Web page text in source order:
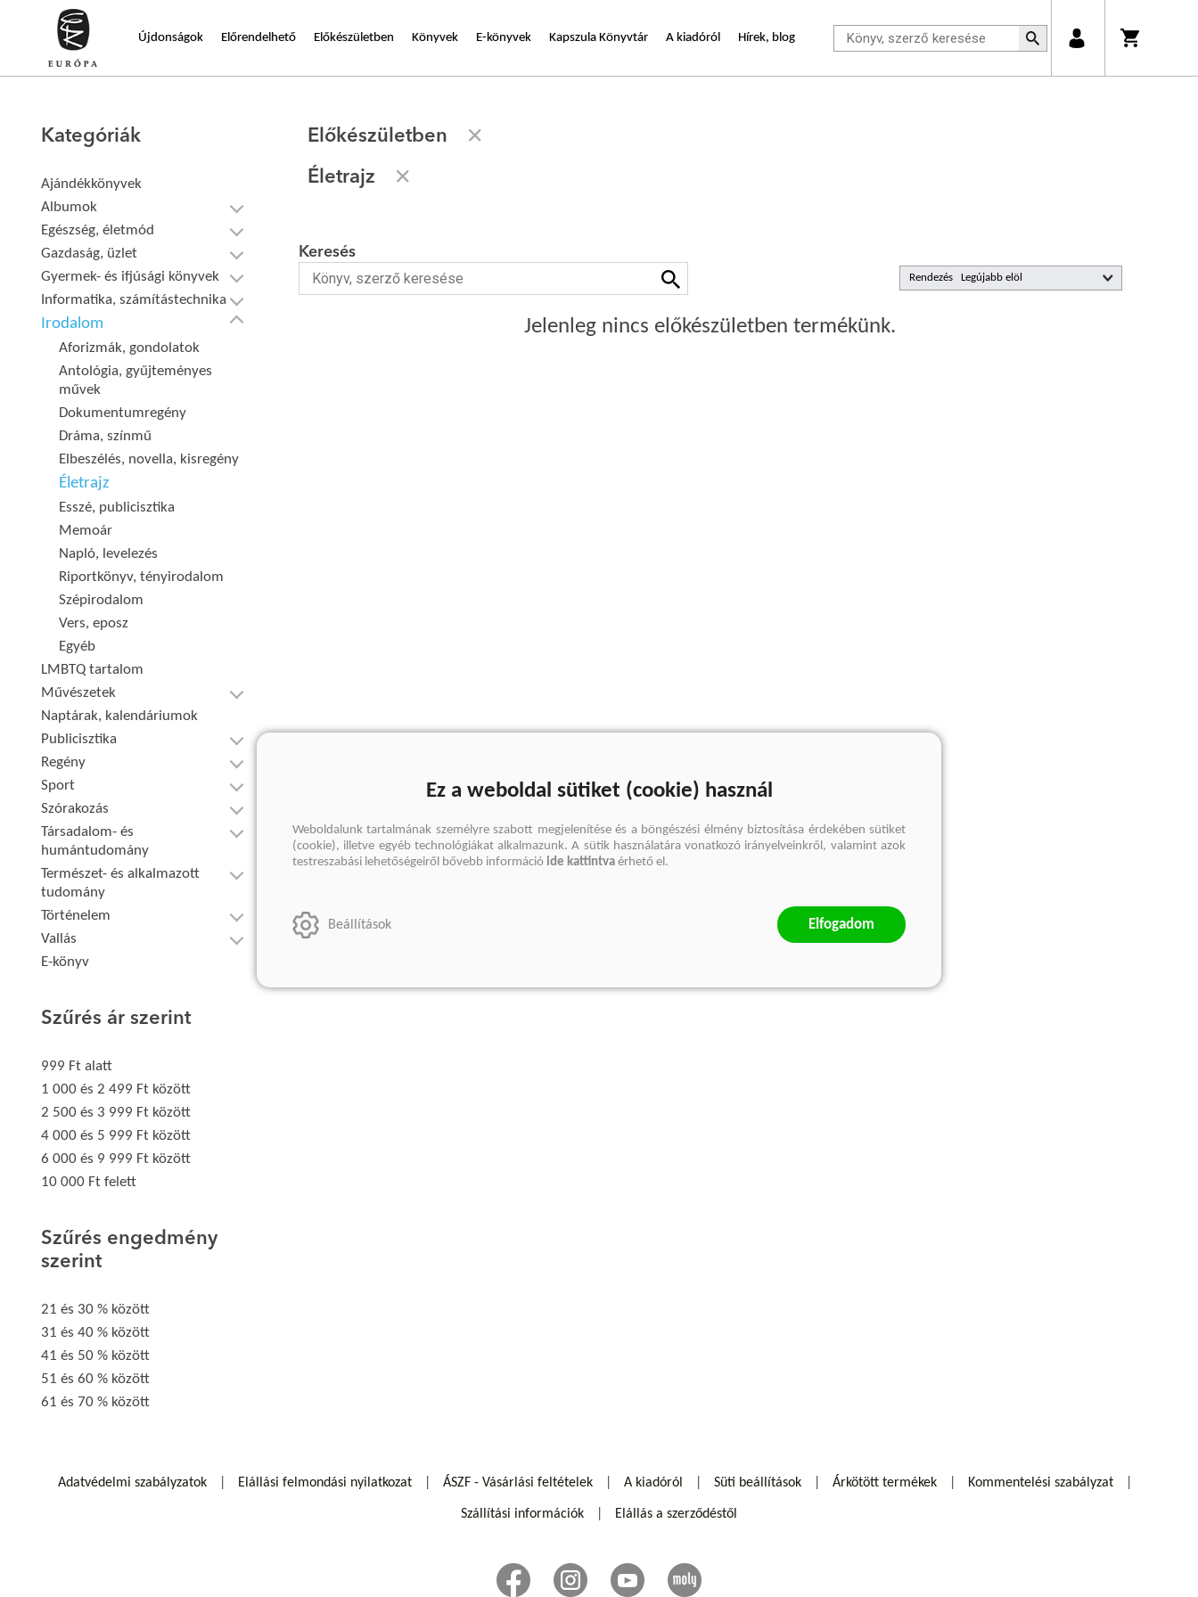
Újdonságok Előrendelhető Előkészületben Könyvek E-könyvek Kapszula Könyvtár A kiadóról Hírek, blog
Kategóriák
Ajándékkönyvek
Albumok
Egészség, életmód
Gazdaság, üzlet
Gyermek- és ifjúsági könyvek
Informatika, számítástechnika
Irodalom
Aforizmák, gondolatok
Antológia, gyűjteményes
művek
Dokumentumregény
Dráma, színmű
Elbeszélés, novella, kisregény
Életrajz
Esszé, publicisztika
Memoár
Napló, levelezés
Riportkönyv, tényirodalom
Szépirodalom
Vers, eposz
Egyéb
LMBTQ tartalom
Művészetek
Naptárak, kalendáriumok
Publicisztika
Regény
Sport
Szórakozás
Társadalom- és
humántudomány
Természet- és alkalmazott
tudomány
Történelem
Vallás
E-könyv
Szűrés ár szerint
999 Ft alatt
1 000 és 2 499 Ft között
2 500 és 3 999 Ft között
4 000 és 5 999 Ft között
6 000 és 9 999 Ft között
10 000 Ft felett
Szűrés engedmény
szerint
21 és 30 % között
31 és 40 % között
41 és 50 % között
51 és 60 % között
61 és 70 % között
Előkészületben
Életrajz
Rendezés
Keresés
Jelenleg nincs előkészületben termékünk.
Adatvédelmi szabályzatok Elállási felmondási nyilatkozat ÁSZF - Vásárlási feltételek A kiadóról Süti beállítások Árkötött termékek Kommentelési szabályzat
Szállítási információk Elállás a szerződéstől
Ez a weboldal sütiket (cookie) használ
Weboldalunk tartalmának személyre szabott megjelenítése és a böngészési élmény biztosítása érdekében sütiket
(cookie), illetve egyéb technológiákat alkalmazunk. A sütik használatára vonatkozó irányelveinkről, valamint azok
testreszabási lehetőségeiről bővebb információ ide kattintva érhető el.
Beállítások Elfogadom